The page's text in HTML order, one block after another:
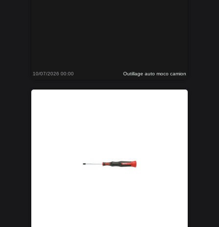
10/07/2026 00:00 Outillage auto moco camion